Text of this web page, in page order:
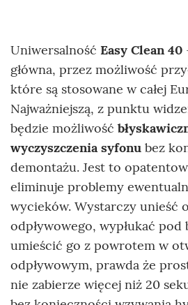
Uniwersalność Easy Clean 40
główna, przez możliwość
które są stosowane w całej
Najważniejszą, z punktu
będzie możliwość
wyczyszczenia syfonu bez
demontażu. Jest to
eliminuje problemy
wycieków. Wystarczy unieść
odpływowego, wypłukać pod
umieścić go z powrotem w
odpływowym, prawda że
nie zabierze więcej niż 20